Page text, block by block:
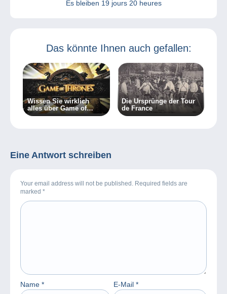
Es bleiben 19 jours 20 heures
Das könnte Ihnen auch gefallen:
Wissen Sie wirklich
alles über Game of
Thrones?
Die Ursprünge der Tour
de France
Eine Antwort schreiben
Your email address will not be published. Required fields are
marked *
Name * E-Mail *